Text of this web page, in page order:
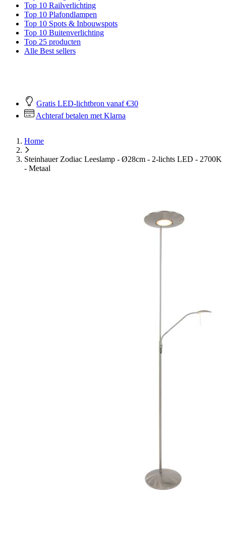
Top 10 Railverlichting
Top 10 Plafondlampen
Top 10 Spots & Inbouwspots
Top 10 Buitenverlichting
Top 25 producten
Alle Best sellers
Gratis LED-lichtbron vanaf €30
Achteraf betalen met Klarna
Home
Steinhauer Zodiac Leeslamp - Ø28cm - 2-lichts LED - 2700K
- Metaal